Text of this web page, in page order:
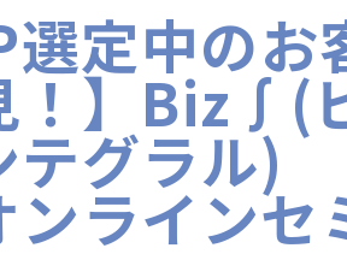
選定中のお
！】Biz∫(
テグラル)
ンラインセ